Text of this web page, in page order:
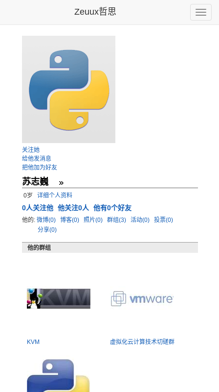
Toggle
Zeuux哲思
关注她
给他发消息
把他加为好友
苏志巍
0岁 详细个人资料
0人关注他 他关注0人 他有0个好友
他的: 微博(0) 博客(0) 照片(0) 群组(3) 活动(0)
投票(0)
分享(0)
他的群组
KVM 虚拟化云计算技术切磋群